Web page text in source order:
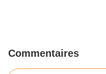
Commentaires